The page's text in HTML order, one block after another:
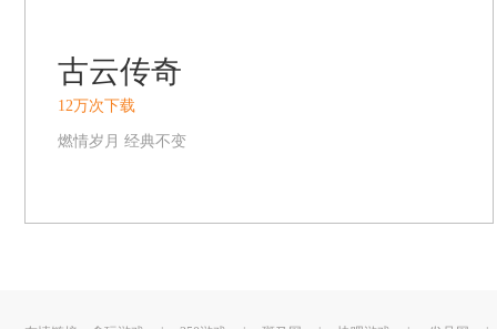
古云传奇
12万次下载
燃情岁月 经典不变